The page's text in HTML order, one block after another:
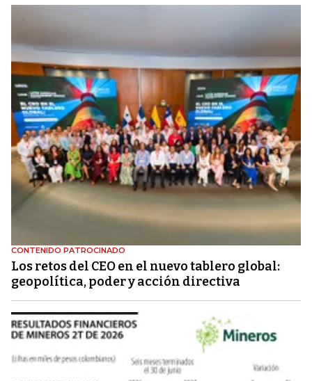
CONTENIDO PATROCINADO
Los retos del CEO en el nuevo tablero global:
geopolítica, poder y acción directiva